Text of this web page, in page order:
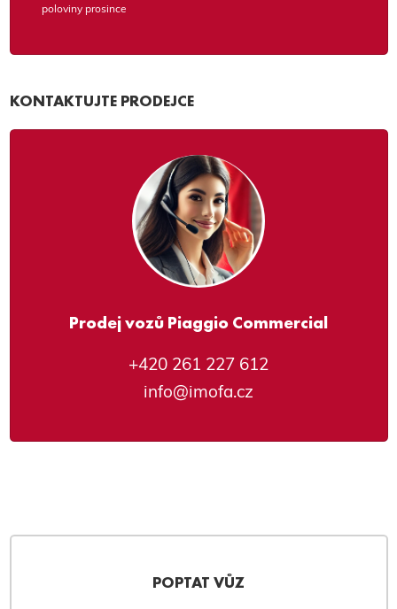
poloviny prosince
KONTAKTUJTE PRODEJCE
Prodej vozů Piaggio Commercial
+420 261 227 612
info@imofa.cz
POPTAT VŮZ